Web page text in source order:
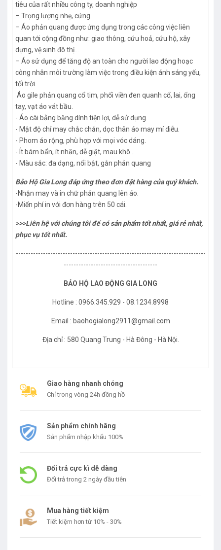
tiêu của rất nhiều công ty, doanh nghiệp
– Trọng lượng nhẹ, cứng.
– Áo phản quang được ứng dụng trong các công việc liên
quan tới cộng đồng như: giao thông, cứu hoả, cứu hộ, xây
dựng, vệ sinh đô thị…
– Áo sử dụng để tăng độ an toàn cho người lao động hoạc
công nhân môi trường làm việc trong điều kiện ánh sáng yếu,
tối trời.
Áo gile phản quang cổ tim, phối viền đen quanh cổ, lai, ống
tay, vạt áo vát bầu.
- Áo cài bằng băng dính tiện lợi, dễ sử dụng.
- Mật độ chỉ may chắc chắn, dọc thân áo may mí diễu.
- Phom áo rộng, phù hợp với mọi vóc dáng.
- Ít bám bẩn, ít nhăn, dễ giặt, mau khô...
- Màu sắc: đa dạng, nổi bật, gắn phản quang
Bảo Hộ Gia Long đáp ứng theo đơn đặt hàng của quý khách.
-Nhận may và in chữ phản quang lên áo.
-Miến phí in với đơn hàng trên 50 cái.
>>>Liên hệ với chúng tôi để có sản phẩm tốt nhất, giá rẻ nhất,
phục vụ tốt nhất.
-----------------------------------------------------------------------------
--------------------------------------
BẢO HỘ LAO ĐỘNG GIA LONG
Hotline : 0966.345.929 - 08.1234.8998
Email : baohogialong2911@gmail.com
Địa chỉ : 580 Quang Trung - Hà Đông - Hà Nội.
Giao hàng nhanh chóng
Chỉ trong vòng 24h đồng hồ
Sản phẩm chính hãng
Sản phẩm nhập khẩu 100%
Đổi trả cực kì dễ dàng
Đổi trả trong 2 ngày đầu tiên
Mua hàng tiết kiệm
Tiết kiệm hơn từ 10% - 30%